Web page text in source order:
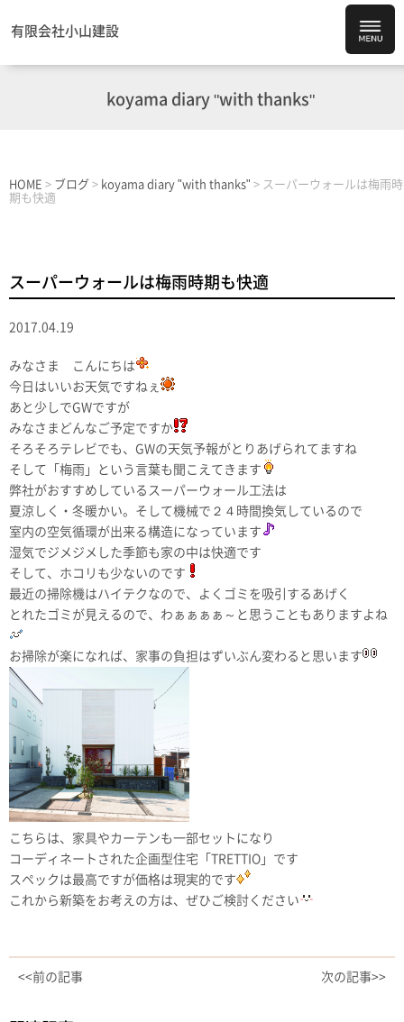
有限会社小山建設
koyama diary "with thanks"
HOME > ブログ > koyama diary "with thanks" > スーパーウォールは梅雨時
期も快適
スーパーウォールは梅雨時期も快適
2017.04.19
みなさま こんにちは
今日はいいお天気ですねぇ
あと少しでGWですが
みなさまどんなご予定ですか
そろそろテレビでも、GWの天気予報がとりあげられてますね
そして「梅雨」という言葉も聞こえてきます
弊社がおすすめしているスーパーウォール工法は
夏涼しく・冬暖かい。そして機械で２４時間換気しているので
室内の空気循環が出来る構造になっています
湿気でジメジメした季節も家の中は快適です
そして、ホコリも少ないのです
最近の掃除機はハイテクなので、よくゴミを吸引するあげく
とれたゴミが見えるので、わぁぁぁぁ～と思うこともありますよね
お掃除が楽になれば、家事の負担はずいぶん変わると思います
こちらは、家具やカーテンも一部セットになり
コーディネートされた企画型住宅「TRETTIO」です
スペックは最高ですが価格は現実的です
これから新築をお考えの方は、ぜひご検討ください
<<前の記事 次の記事>>